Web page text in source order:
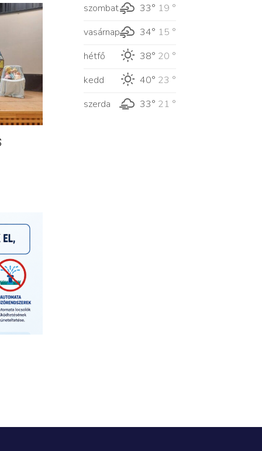
szombat 33° 19 °
vasárnap
34° 15 °
hétfő
38° 20 °
kedd
40° 23 °
szerda
33° 21 °